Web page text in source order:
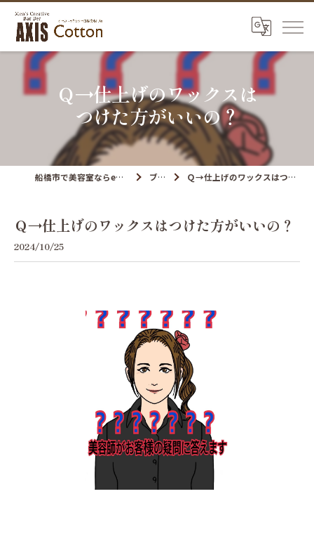
Ｑ→仕上げのワックスは
つけた方がいいの？
船橋市で美容室ならenjoy hair axis ブログ Ｑ→仕上げのワックスはつけた方がいいの？
Ｑ→仕上げのワックスはつけた方がいいの？
2024/10/25